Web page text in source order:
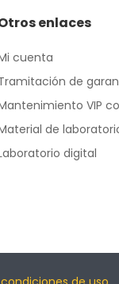
enlaces
cuenta
de
VIP
de
digital